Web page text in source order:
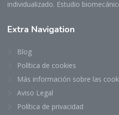
individualizado. Estudio
Extra Navigation
Blog
Política de cookies
Más información sobre las
Aviso Legal
Política de privacidad